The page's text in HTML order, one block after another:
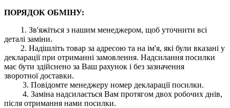
ПОРЯДОК ОБМІНУ:
1. Зв'яжіться з нашим менеджером, щоб уточнити всі
деталі заміни.
2. Надішліть товар за адресою та на ім'я, які були вказані у
декларації при отриманні замовлення. Надсилання посилки
має бути здійснено за Ваш рахунок і без зазначення
зворотної доставки.
3. Повідомте менеджеру номер декларації посилки.
4. Заміна надсилається Вам протягом двох робочих днів,
після отримання нами посилки.